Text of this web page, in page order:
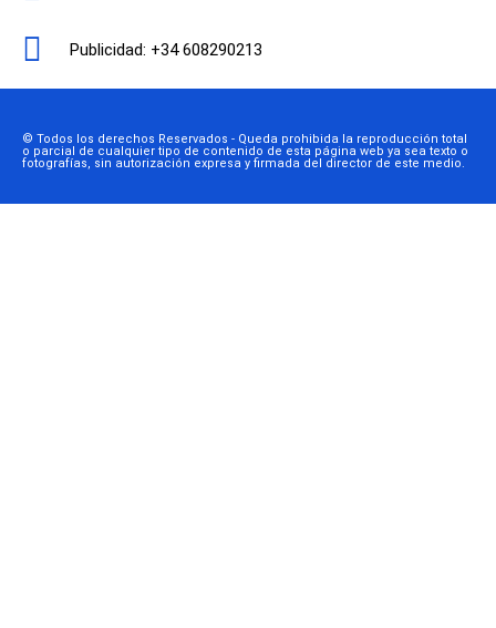
Publicidad: +34 608290213
© Todos los derechos Reservados - Queda prohibida la reproducción total
o parcial de cualquier tipo de contenido de esta página web ya sea texto o
fotografías, sin autorización expresa y firmada del director de este medio.